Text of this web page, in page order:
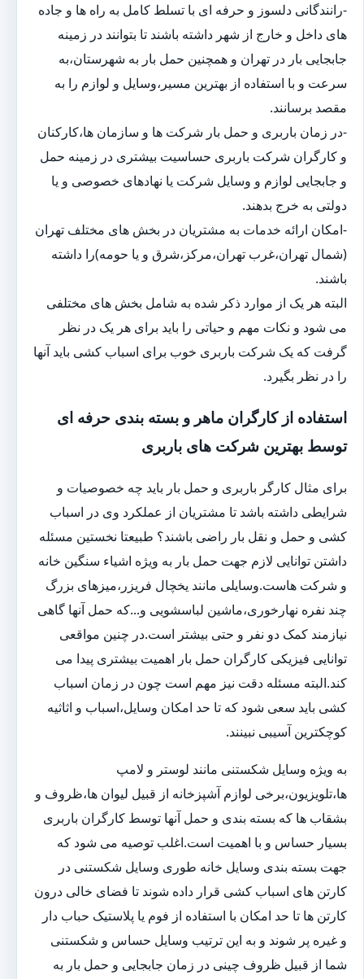
-رانندگانی دلسوز و حرفه ای با تسلط کامل به راه ها و جاده
های داخل و خارج از شهر داشته باشند تا بتوانند در زمینه
جابجایی بار در تهران و همچنین حمل بار به شهرستان،به
سرعت و با استفاده از بهترین مسیر،وسایل و لوازم را به
مقصد برسانند.
-در زمان باربری و حمل بار شرکت ها و سازمان ها،کارکنان
و کارگران شرکت باربری حساسیت بیشتری در زمینه حمل
و جابجایی لوازم و وسایل شرکت یا نهادهای خصوصی و یا
دولتی به خرج بدهند.
-امکان ارائه خدمات به مشتریان در بخش های مختلف تهران
(شمال تهران،غرب تهران،مرکز،شرق و یا حومه)را داشته
باشند.
البته هر یک از موارد ذکر شده به شامل بخش های مختلفی
می شود و نکات مهم و حیاتی را باید برای هر یک در نظر
گرفت که یک شرکت باربری خوب برای اسباب کشی باید آنها
را در نظر بگیرد.
استفاده از کارگران ماهر و بسته بندی حرفه ای
توسط بهترین شرکت های باربری
برای مثال کارگر باربری و حمل بار باید چه خصوصیات و
شرایطی داشته باشد تا مشتریان از عملکرد وی در اسباب
کشی و حمل و نقل بار راضی باشند؟ طبیعتا نخستین مسئله
داشتن توانایی لازم جهت حمل بار به ویژه اشیاء سنگین خانه
و شرکت هاست.وسایلی مانند یخچال فریزر،میزهای بزرگ
چند نفره نهارخوری،ماشین لباسشویی و...که حمل آنها گاهی
نیازمند کمک دو نفر و حتی بیشتر است.در چنین مواقعی
توانایی فیزیکی کارگران حمل بار اهمیت بیشتری پیدا می
کند.البته مسئله دقت نیز مهم است چون در زمان اسباب
کشی باید سعی شود که تا حد امکان وسایل،اسباب و اثاثیه
کوچکترین آسیبی نبینند.
به ویژه وسایل شکستنی مانند لوستر و لامپ
ها،تلویزیون،برخی لوازم آشپزخانه از قبیل لیوان ها،ظروف و
بشقاب ها که بسته بندی و حمل آنها توسط کارگران باربری
بسیار حساس و با اهمیت است.اغلب توصیه می شود که
جهت بسته بندی وسایل خانه طوری وسایل شکستنی در
کارتن های اسباب کشی قرار داده شوند تا فضای خالی درون
کارتن ها تا حد امکان با استفاده از فوم یا پلاستیک حباب دار
و غیره پر شوند و به این ترتیب وسایل حساس و شکستنی
شما از قبیل ظروف چینی در زمان جابجایی و حمل بار به